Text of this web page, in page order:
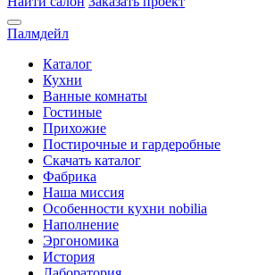
Палмдейл
Каталог
Кухни
Ванные комнаты
Гостиные
Прихожие
Постирочные и гардеробные
Скачать каталог
Фабрика
Наша миссия
Особенности кухни nobilia
Наполнение
Эргономика
История